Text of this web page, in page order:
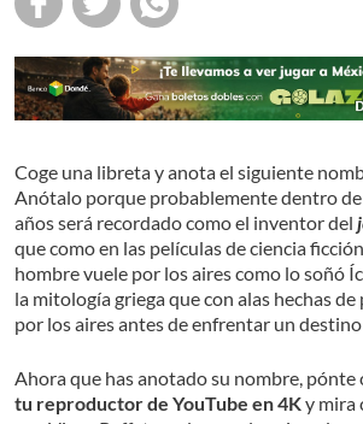
Coge una libreta y anota el siguiente
Anótalo porque probablemente dentro de
años será recordado como el inventor del
que como en las películas de ciencia
hombre vuele por los aires como lo soñó
la mitología griega que con alas hechas de
por los aires antes de enfrentar un destino
Ahora que has anotado su nombre, pónte
tu reproductor de YouTube en 4Ky mira